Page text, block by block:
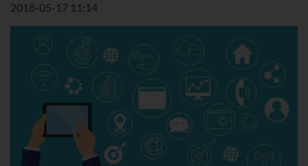
2018-05-17 11:14